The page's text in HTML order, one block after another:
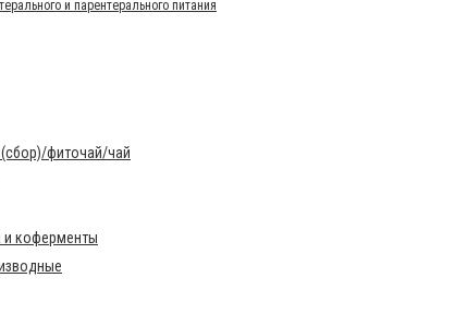
и парентерального питания
фиточай/чай
коферменты